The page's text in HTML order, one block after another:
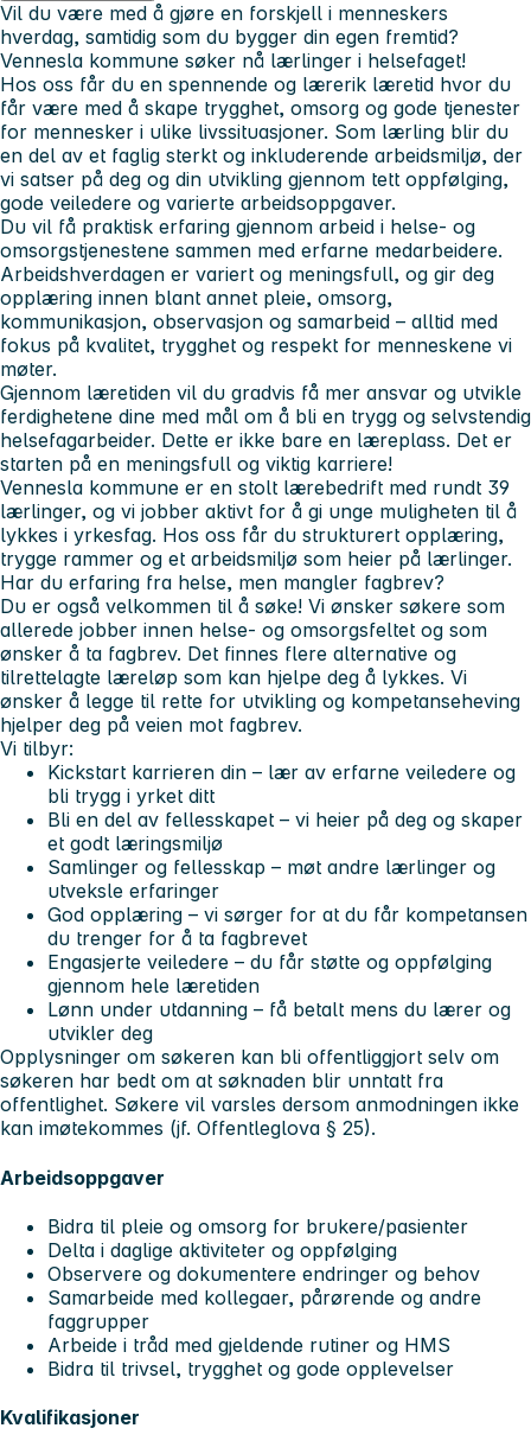
Vil du være med å gjøre en forskjell i menneskers
hverdag, samtidig som du bygger din egen fremtid?
Vennesla kommune søker nå lærlinger i helsefaget!
Hos oss får du en spennende og lærerik læretid hvor du
får være med å skape trygghet, omsorg og gode tjenester
for mennesker i ulike livssituasjoner. Som lærling blir du
en del av et faglig sterkt og inkluderende arbeidsmiljø, der
vi satser på deg og din utvikling gjennom tett oppfølging,
gode veiledere og varierte arbeidsoppgaver.
Du vil få praktisk erfaring gjennom arbeid i helse- og
omsorgstjenestene sammen med erfarne medarbeidere.
Arbeidshverdagen er variert og meningsfull, og gir deg
opplæring innen blant annet pleie, omsorg,
kommunikasjon, observasjon og samarbeid – alltid med
fokus på kvalitet, trygghet og respekt for menneskene vi
møter.
Gjennom læretiden vil du gradvis få mer ansvar og utvikle
ferdighetene dine med mål om å bli en trygg og selvstendig
helsefagarbeider. Dette er ikke bare en læreplass. Det er
starten på en meningsfull og viktig karriere!
Vennesla kommune er en stolt lærebedrift med rundt 39
lærlinger, og vi jobber aktivt for å gi unge muligheten til å
lykkes i yrkesfag. Hos oss får du strukturert opplæring,
trygge rammer og et arbeidsmiljø som heier på lærlinger.
Har du erfaring fra helse, men mangler fagbrev?
Du er også velkommen til å søke! Vi ønsker søkere som
allerede jobber innen helse- og omsorgsfeltet og som
ønsker å ta fagbrev. Det finnes flere alternative og
tilrettelagte læreløp som kan hjelpe deg å lykkes. Vi
ønsker å legge til rette for utvikling og kompetanseheving
hjelper deg på veien mot fagbrev.
Vi tilbyr:
Kickstart karrieren din – lær av erfarne veiledere og
bli trygg i yrket ditt
Bli en del av fellesskapet – vi heier på deg og skaper
et godt læringsmiljø
Samlinger og fellesskap – møt andre lærlinger og
utveksle erfaringer
God opplæring – vi sørger for at du får kompetansen
du trenger for å ta fagbrevet
Engasjerte veiledere – du får støtte og oppfølging
gjennom hele læretiden
Lønn under utdanning – få betalt mens du lærer og
utvikler deg
Opplysninger om søkeren kan bli offentliggjort selv om
søkeren har bedt om at søknaden blir unntatt fra
offentlighet. Søkere vil varsles dersom anmodningen ikke
kan imøtekommes (jf. Offentleglova § 25).
Arbeidsoppgaver
Bidra til pleie og omsorg for brukere/pasienter
Delta i daglige aktiviteter og oppfølging
Observere og dokumentere endringer og behov
Samarbeide med kollegaer, pårørende og andre
faggrupper
Arbeide i tråd med gjeldende rutiner og HMS
Bidra til trivsel, trygghet og gode opplevelser
Kvalifikasjoner